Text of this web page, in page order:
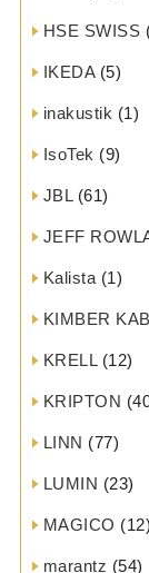
HSE SWISS
IKEDA(5)
inakustik (1)
IsoTek (9)
JBL(61)
JEFF
Kalista (1)
KIMBER
KRELL(12)
KRIPTON
LINN (77)
LUMIN (23)
MAGICO (12)
marantz (54)